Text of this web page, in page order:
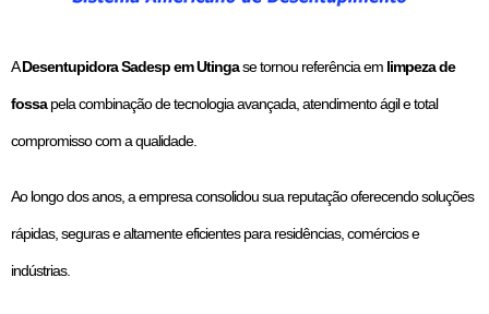
ADesentupidora Sadesp em Utingase tornou referência em limpeza de
fossapela combinação de tecnologia avançada, atendimento ágil e total
compromisso com a qualidade.
Ao longo dos anos, a empresa consolidou sua reputação oferecendo soluções
rápidas, seguras e altamente eficientes para residências, comércios e
indústrias.